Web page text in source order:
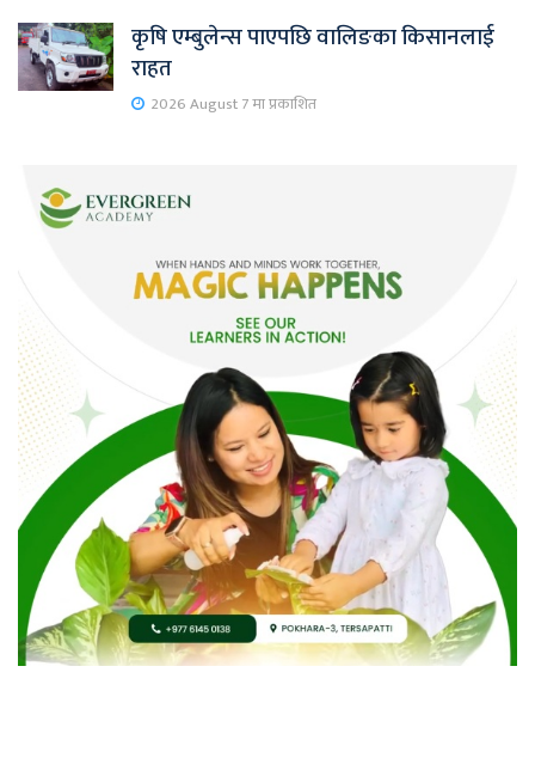
कृषि एम्बुलेन्स पाएपछि वालिङका किसानलाई
राहत
2026 August 7 मा प्रकाशित